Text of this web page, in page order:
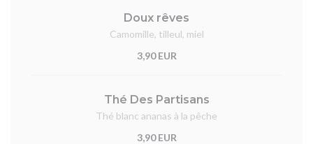
Doux rêves
Camomille, tilleul, miel
3,90 EUR
Thé Des Partisans
Thé blanc ananas à la pêche
3,90 EUR